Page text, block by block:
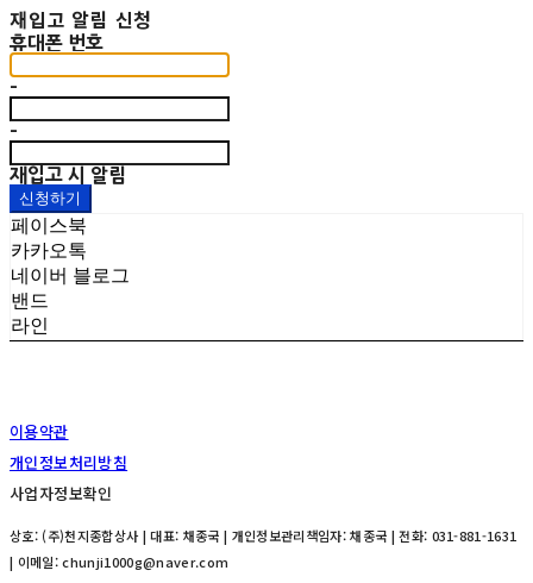
재입고 알림 신청
휴대폰 번호
-
-
재입고 시 알림
신청하기
페이스북
카카오톡
네이버 블로그
밴드
라인
이용약관
개인정보처리방침
사업자정보확인
상호: (주)천지종합상사 | 대표: 채종국 | 개인정보관리책임자: 채종국 | 전화: 031-881-1631
| 이메일: chunji1000g@naver.com